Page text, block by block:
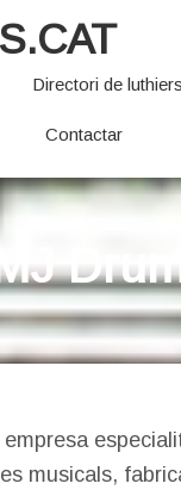
Directori de luthiers
Contactar
musicals,